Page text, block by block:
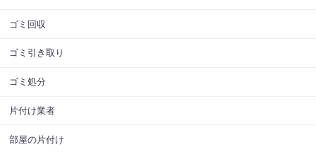
ゴミ回収
ゴミ引き取り
ゴミ処分
片付け業者
部屋の片付け